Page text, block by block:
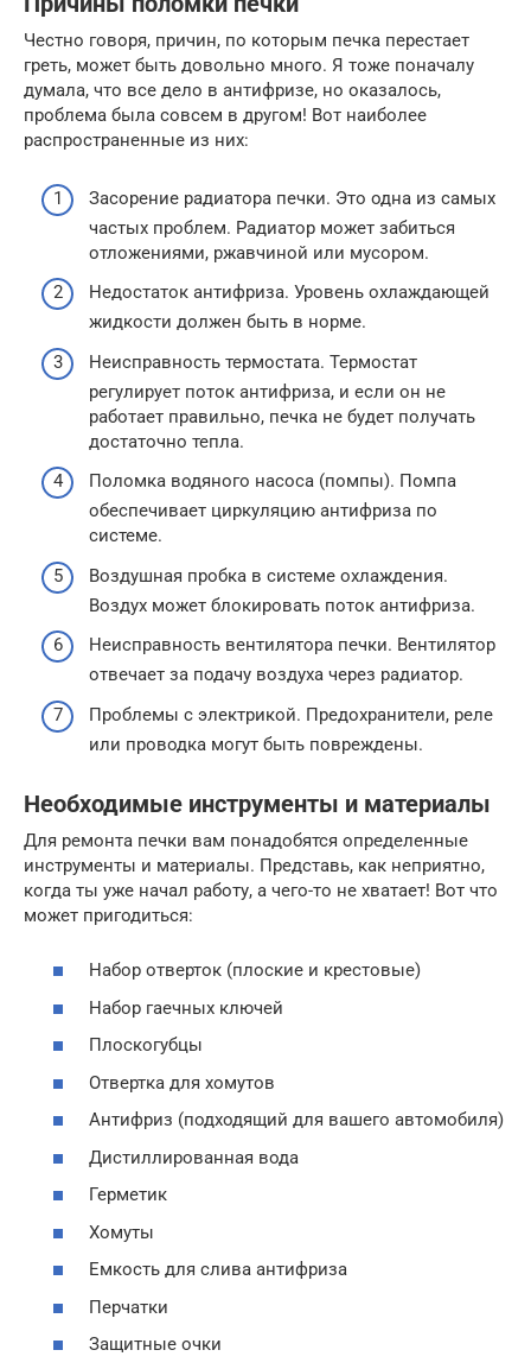
Честно говоря, причин, по которым печка перестает
греть, может быть довольно много. Я тоже поначалу
думала, что все дело в антифризе, но оказалось,
проблема была совсем в другом! Вот наиболее
распространенные из них:
Засорение радиатора печки. Это одна из самых
частых проблем. Радиатор может забиться
отложениями, ржавчиной или мусором.
Недостаток антифриза. Уровень охлаждающей
жидкости должен быть в норме.
Неисправность термостата. Термостат
регулирует поток антифриза, и если он не
работает правильно, печка не будет получать
достаточно тепла.
Поломка водяного насоса (помпы). Помпа
обеспечивает циркуляцию антифриза по
системе.
Воздушная пробка в системе охлаждения.
Воздух может блокировать поток антифриза.
Неисправность вентилятора печки. Вентилятор
отвечает за подачу воздуха через радиатор.
Проблемы с электрикой. Предохранители, реле
или проводка могут быть повреждены.
Необходимые инструменты и материалы
Для ремонта печки вам понадобятся определенные
инструменты и материалы. Представь, как неприятно,
когда ты уже начал работу, а чего-то не хватает! Вот что
может пригодиться:
Набор отверток (плоские и крестовые)
Набор гаечных ключей
Плоскогубцы
Отвертка для хомутов
Антифриз (подходящий для вашего автомобиля)
Дистиллированная вода
Герметик
Хомуты
Емкость для слива антифриза
Перчатки
Защитные очки